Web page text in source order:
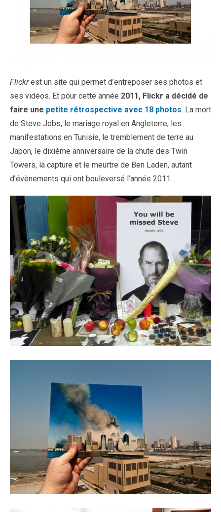
Flickrest un site qui permet d’entreposer ses photos et
ses vidéos. Et pour cette année 2011, Flickr a décidé de
faire une petite rétrospective avec 18 photos. La mort
de Steve Jobs, le mariage royal en Angleterre, les
manifestations en Tunisie, le tremblement de terre au
Japon, le dixième anniversaire de la chute des Twin
Towers, la capture et le meurtre de Ben Laden, autant
d’évènements qui ont bouleversé l’année 2011…